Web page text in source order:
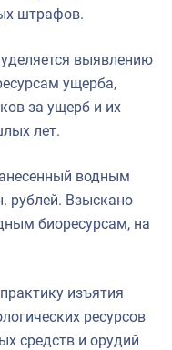
штрафов.
выявлению
ущерба,
за ущерб и их
лет.
водным
рублей. Взыскано
биоресурсам, на
изъятия
ресурсов
средств и орудий